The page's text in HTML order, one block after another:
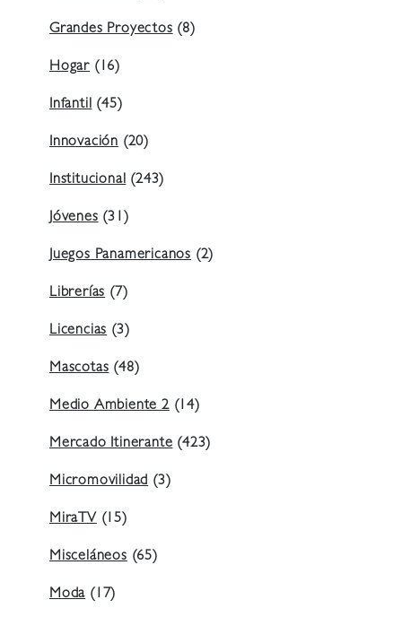
Grandes Proyectos (8)
Hogar (16)
Infantil (45)
Innovación (20)
Institucional (243)
Jóvenes (31)
Juegos Panamericanos (2)
Librerías (7)
Licencias (3)
Mascotas (48)
Medio Ambiente 2(14)
Mercado Itinerante (423)
Micromovilidad (3)
MiraTV (15)
Misceláneos (65)
Moda (17)